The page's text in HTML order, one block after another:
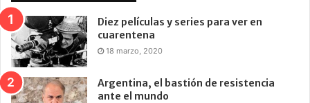
Diez películas y series para ver en
cuarentena
18 marzo, 2020
Argentina, el bastión de resistencia
ante el mundo